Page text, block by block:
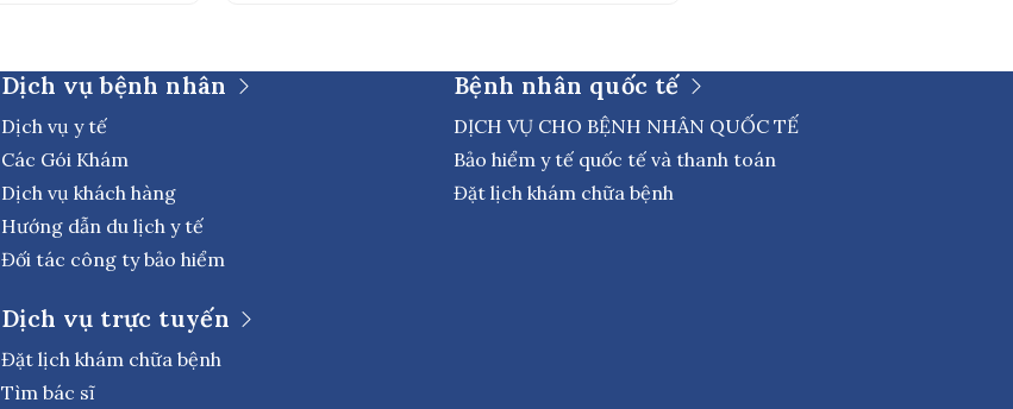
Dịch vụ bệnh nhân
Dịch vụ y tế
Các Gói Khám
Dịch vụ khách hàng
Hướng dẫn du lịch y tế
Đối tác công ty bảo hiểm
Dịch vụ trực tuyến
Đặt lịch khám chữa bệnh
Tìm bác sĩ
Bệnh nhân quốc tế
DỊCH VỤ CHO BỆNH NHÂN QUỐC TẾ
Bảo hiểm y tế quốc tế và thanh toán
Đặt lịch khám chữa bệnh